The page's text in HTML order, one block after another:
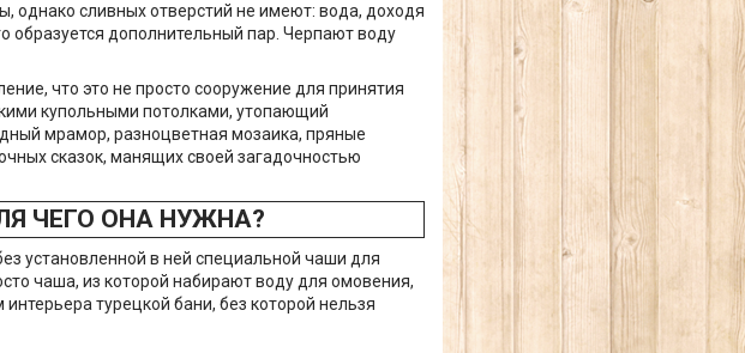
однако сливных отверстий не имеют: вода, доходя
образуется дополнительный пар. Черпают воду
что это не просто сооружение для принятия
купольными потолками, утопающий
мрамор, разноцветная мозаика, пряные
сказок, манящих своей загадочностью
ЧЕГО ОНА НУЖНА?
установленной в ней специальной чаши для
чаша, из которой набирают воду для омовения,
турецкой бани, без которой нельзя